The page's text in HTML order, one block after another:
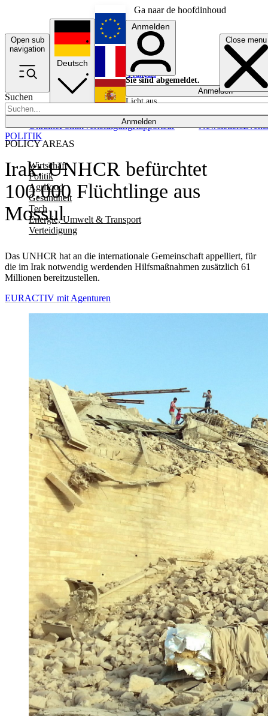
Ga naar de hoofdinhoud
Open sub
navigation
Close menu
Suchen
Anmelden
POLICY AREAS
Wirtschaft
Politik
Agrifood
Gesundheit
Tech
Energie, Umwelt & Transport
Verteidigung
UkrainePolitikVerteidigungRapporteur NewslettersEvents
Deutsch
English
Français
Anmelden
Sie sind abgemeldet.
Anmelden
Licht aus
Irak: UNHCR befürchtet
100.000 Flüchtlinge aus
Mossul
Das UNHCR hat an die internationale Gemeinschaft appelliert, für
die im Irak notwendig werdenden Hilfsmaßnahmen zusätzlich 61
Millionen bereitzustellen.
POLITIK
EURACTIV mit Agenturen